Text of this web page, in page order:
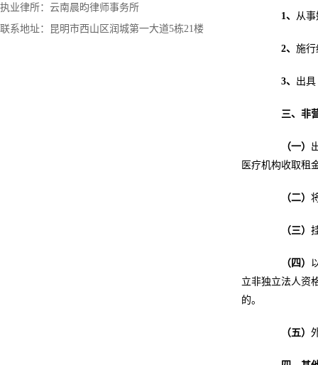
执业律所：云南晨昀律师事务所
联系地址：昆明市西山区润城第一大道5栋21楼
1、 从
2、 施行
3、 出
三、非
（一）
医疗机构收取租
（二）
（三）
（四）
立非独立法人资
的。
（五）